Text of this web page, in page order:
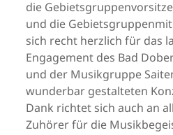
die
und die
sich recht herzlich für das
Engagement des Bad
und der Musikgruppe
wunderbar gestalteten
Dank richtet sich auch an
Zuhörer für die